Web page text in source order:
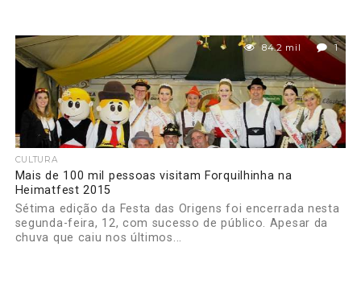
84.2 mil 1
CULTURA
Mais de 100 mil pessoas visitam Forquilhinha na
Heimatfest 2015
Sétima edição da Festa das Origens foi encerrada nesta
segunda-feira, 12, com sucesso de público. Apesar da
chuva que caiu nos últimos...